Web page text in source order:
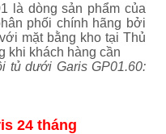
là dòng sản phẩm của
phối chính hãng bởi
mặt bằng kho tại Thủ
khi khách hàng cần
tủ dưới Garis GP01.60:
24 tháng